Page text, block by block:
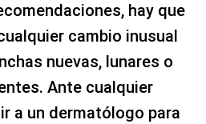
hay que
cambio inusual
nuevas, lunares o
Ante cualquier
a un dermatólogo para